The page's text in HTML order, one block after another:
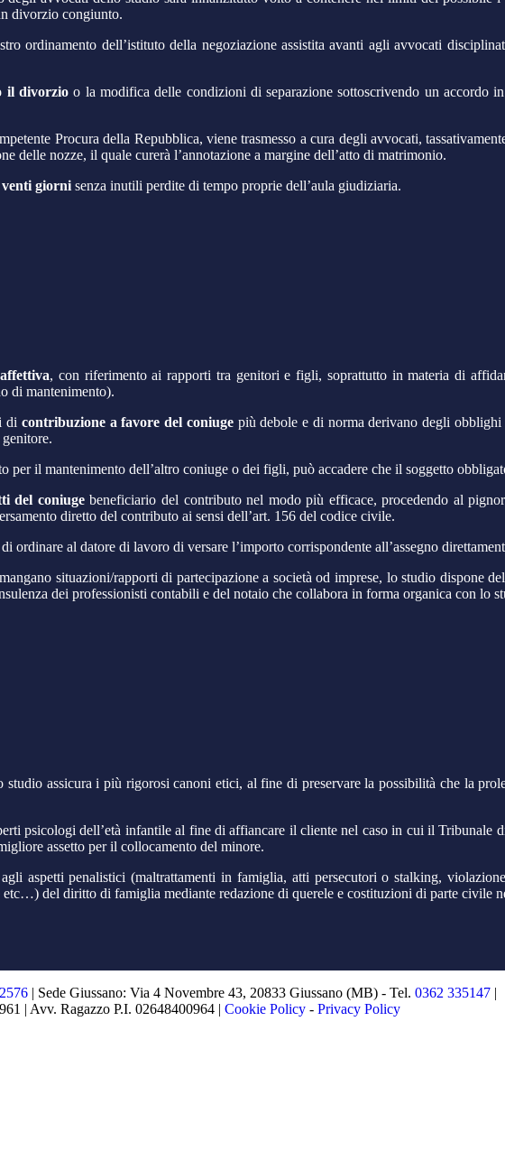
divorzio congiunto.
ordinamento dell’istituto della negoziazione assistita avanti agli avvocati
il divorzioo la modifica delle condizioni di separazione sottoscrivendo un accordo
Procura della Repubblica, viene trasmesso a cura degli avvocati,
delle nozze, il quale curerà l’annotazione a margine dell’atto di matrimonio.
venti giorni senza inutili perdite di tempo proprie dell’aula giudiziaria.
, con riferimento ai rapporti tra genitori e figli, soprattutto in materia di
di mantenimento).
di contribuzione a favore del coniugepiù debole e di norma derivano degli
per il mantenimento dell’altro coniuge o dei figli, può accadere che il soggetto
del coniugebeneficiario del contributo nel modo più efficace, procedendo al
diretto del contributo ai sensi dell’art. 156 del codice civile.
ordinare al datore di lavoro di versare l’importo corrispondente all’assegno
situazioni/rapporti di partecipazione a società od imprese, lo studio dispone
dei professionisti contabili e del notaio che collabora in forma organica con lo
assicura i più rigorosi canoni etici, al fine di preservare la possibilità che la
psicologi dell’età infantile al fine di affiancare il cliente nel caso in cui il Tribunale
assetto per il collocamento del minore.
aspetti penalistici (maltrattamenti in famiglia, atti persecutori o stalking,
del diritto di famiglia mediante redazione di querele e costituzioni di parte civile
| Sede Giussano: Via 4 Novembre 43, 20833 Giussano (MB) - Tel. 0362 335147 |
| Avv. Ragazzo P.I. 02648400964 | Cookie Policy - Privacy Policy